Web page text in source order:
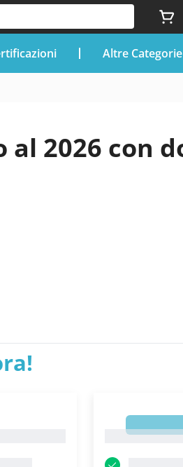
Altre Categorie
al 2026 con